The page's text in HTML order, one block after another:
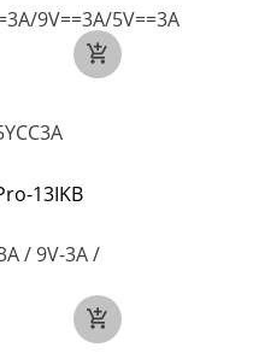
9V==3A/5V==3A
13IKB
/ 9V-3A /